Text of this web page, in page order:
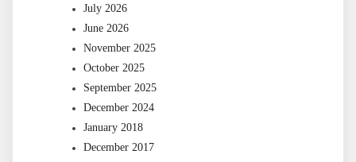
July 2026
June 2026
November 2025
October 2025
September 2025
December 2024
January 2018
December 2017